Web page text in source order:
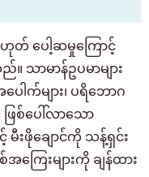
တ် ပေါ့ဆမှုကြောင့်
သာမာန်ဥပမာများ
ေါက်များ၊ ပရိဘောဂ
ဖြစ်ပေါ်လာသော
မီးဖိုချောင်ကို သန့်ရှင်း
ြေးများကို ချန်ထား